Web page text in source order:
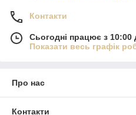
Контакти
Сьогодні працює з 10:00
Показати весь графік
Про нас
Контакти